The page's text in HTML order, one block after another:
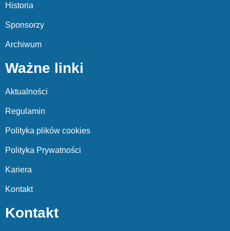
Historia
Sponsorzy
Archiwum
Ważne linki
Aktualności
Regulamin
Polityka plików cookies
Polityka Prywatności
Kariera
Kontakt
Kontakt